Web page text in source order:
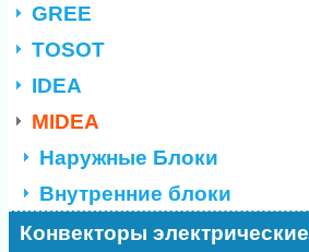
GREE
TOSOT
IDEA
MIDEA
Наружные Блоки
Внутренние блоки
Конвекторы электрические